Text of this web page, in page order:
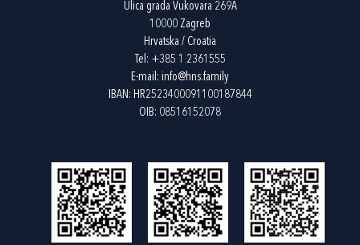
Ulica grada Vukovara 269A
10000 Zagreb
Hrvatska / Croatia
Tel: +385 1 2361555
E-mail: info@hns.family
IBAN: HR2523400091100187844
OIB: 08516152078